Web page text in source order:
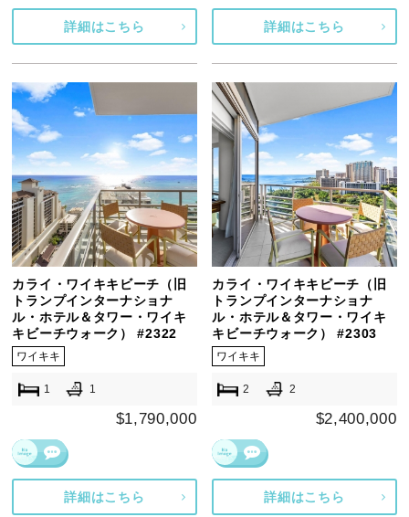
詳細はこちら 詳細はこちら
カライ・ワイキキビーチ（旧
トランプインターナショナ
ル・ホテル＆タワー・ワイキ
キビーチウォーク） #2322
ワイキキ
1 1
$1,790,000
詳細はこちら
カライ・ワイキキビーチ（旧
トランプインターナショナ
ル・ホテル＆タワー・ワイキ
キビーチウォーク） #2303
ワイキキ
2 2
$2,400,000
詳細はこちら